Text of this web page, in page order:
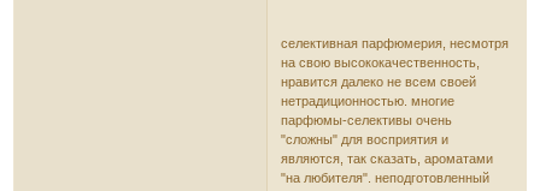
селективная парфюмерия, несмотря
на свою высококачественность,
нравится далеко не всем своей
нетрадиционностью. многие
парфюмы-селективы очень
"сложны" для восприятия и
являются, так сказать, ароматами
"на любителя". неподготовленный